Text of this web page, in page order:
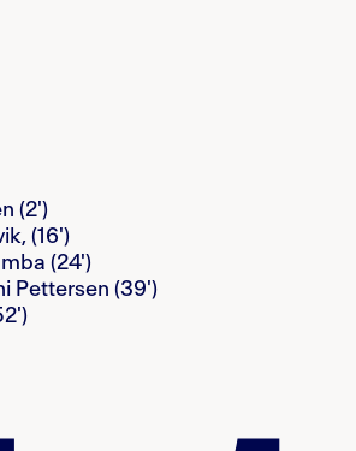
(2')
(16')
(24')
Pettersen (39')